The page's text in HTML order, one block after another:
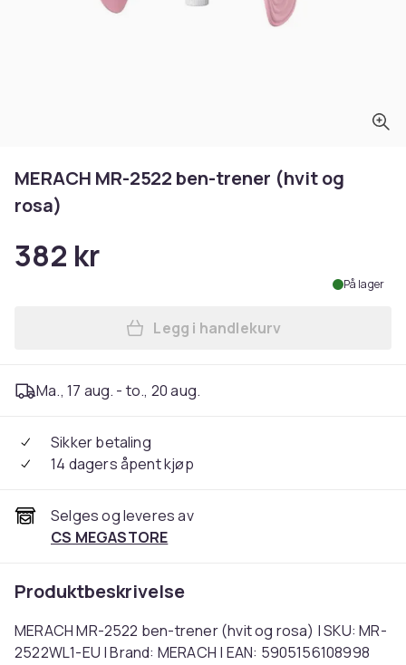
MERACH MR-2522 ben-trener (hvit og
rosa)
382 kr
På lager
Legg MERACH MR-2522
Legg i handlekurv
Ma., 17 aug. - to., 20 aug.
Sikker betaling
14 dagers åpent kjøp
Selges og leveres av
CS MEGASTORE
Produktbeskrivelse
MERACH MR-2522 ben-trener (hvit og rosa) | SKU: MR-
2522WL1-EU | Brand: MERACH | EAN: 5905156108998